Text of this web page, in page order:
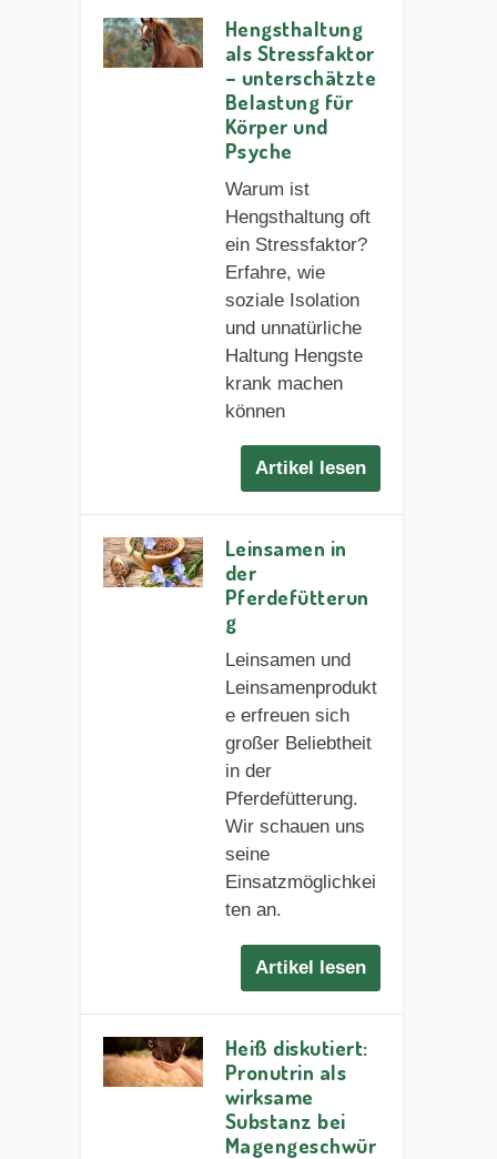
Hengsthaltung
als Stressfaktor
– unterschätzte
Belastung für
Körper und
Psyche
Warum ist
Hengsthaltung oft
ein Stressfaktor?
Erfahre, wie
soziale Isolation
und unnatürliche
Haltung Hengste
krank machen
können
Artikel lesen
Leinsamen in
der
Pferdefütterun
g
Leinsamen und
Leinsamenprodukt
e erfreuen sich
großer Beliebtheit
in der
Pferdefütterung.
Wir schauen uns
seine
Einsatzmöglichkei
ten an.
Artikel lesen
Heiß diskutiert:
Pronutrin als
wirksame
Substanz bei
Magengeschwür